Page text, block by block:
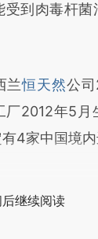
和立场。推
验。
受到肉毒杆
恒天然公
厂2012年5月
4家中国境
继续阅读